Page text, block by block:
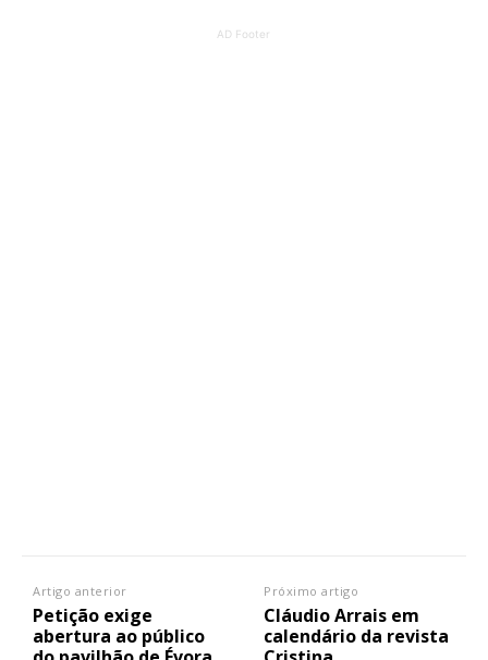
AD Footer
Artigo anterior
Petição exige
abertura ao público
Próximo artigo
Cláudio Arrais em
calendário da revista